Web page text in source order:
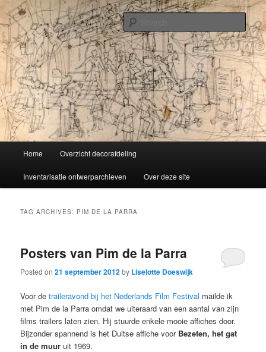
Skip
to
primary
content
Skip
to
secondary
contentVorm van vermaak
Liselotte Doeswijk
Home Overzicht decorafdeling
Inventarisatie ontwerparchieven Over deze site
TAG ARCHIVES: PIM DE LA PARRA
Posters van Pim de la Parra
Posted on21 september 2012by Liselotte Doeswijk
Voor detraileravond bij het Nederlands Film Festival mailde ik
met Pim de la Parra omdat we uiteraard van een aantal van zijn
films trailers laten zien. Hij stuurde enkele mooie affiches door.
Bijzonder spannend is het Duitse affiche voor Bezeten, het gat
in de muur uit 1969.